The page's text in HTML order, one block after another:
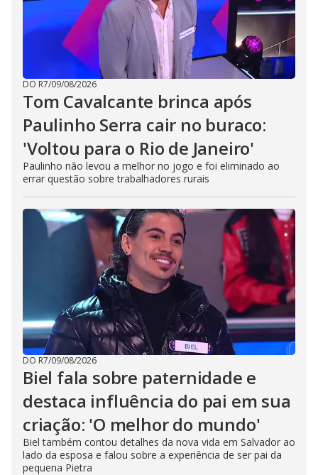
DO R7/09/08/2026
Tom Cavalcante brinca após
Paulinho Serra cair no buraco:
'Voltou para o Rio de Janeiro'
Paulinho não levou a melhor no jogo e foi eliminado ao
errar questão sobre trabalhadores rurais
DO R7/09/08/2026
Biel fala sobre paternidade e
destaca influência do pai em sua
criação: 'O melhor do mundo'
Biel também contou detalhes da nova vida em Salvador ao
lado da esposa e falou sobre a experiência de ser pai da
pequena Pietra